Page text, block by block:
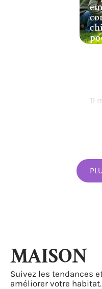
11
MAISON
Suivez les tendances
améliorer votre habitat.